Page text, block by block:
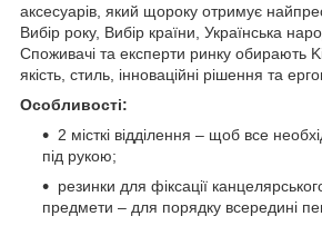
аксесуарів, який щороку отримує
Вибір року, Вибір країни, Українська
Споживачі та експерти ринку обирають
якість, стиль, інноваційні рішення та
Особливості:
2 місткі відділення – щоб все
під рукою;
резинки для фіксації
предмети – для порядку всередині